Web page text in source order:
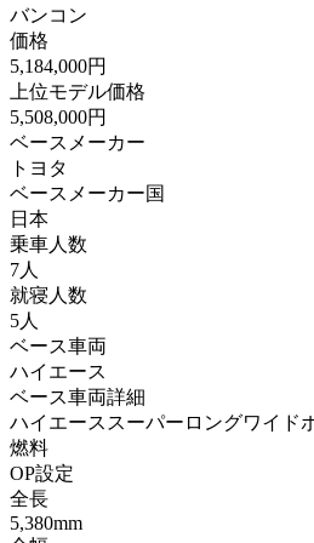
バンコン
価格
5,184,000円
上位モデル価格
5,508,000円
ベースメーカー
トヨタ
ベースメーカー国
日本
乗車人数
7人
就寝人数
5人
ベース車両
ハイエース
ベース車両詳細
ハイエーススーパーロングワイド
燃料
OP設定
全長
5,380mm